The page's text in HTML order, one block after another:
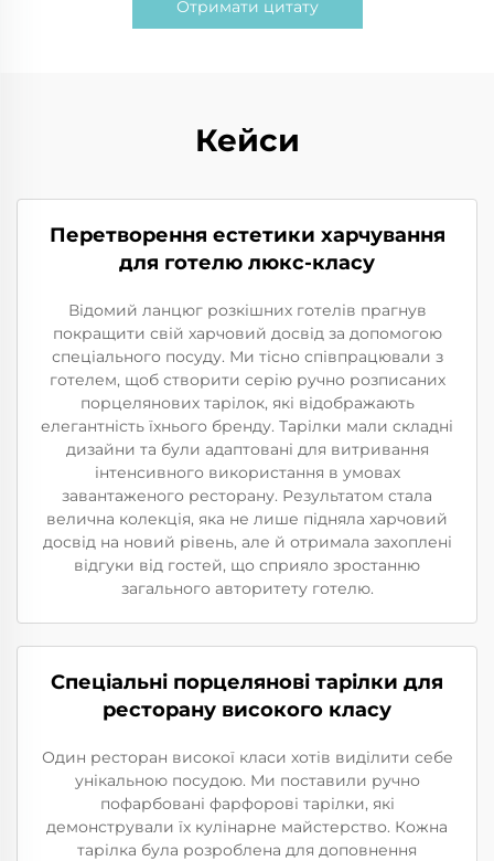
Отримати цитату
Кейси
Перетворення естетики харчування
для готелю люкс-класу
Відомий ланцюг розкішних готелів прагнув
покращити свій харчовий досвід за допомогою
спеціального посуду. Ми тісно співпрацювали з
готелем, щоб створити серію ручно розписаних
порцелянових тарілок, які відображають
елегантність їхнього бренду. Тарілки мали складні
дизайни та були адаптовані для витривання
інтенсивного використання в умовах
завантаженого ресторану. Результатом стала
велична колекція, яка не лише підняла харчовий
досвід на новий рівень, але й отримала захоплені
відгуки від гостей, що сприяло зростанню
загального авторитету готелю.
Спеціальні порцелянові тарілки для
ресторану високого класу
Один ресторан високої класи хотів виділити себе
унікальною посудою. Ми поставили ручно
пофарбовані фарфорові тарілки, які
демонстрували їх кулінарне майстерство. Кожна
тарілка була розроблена для доповнення